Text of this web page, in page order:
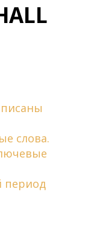
слова.
период